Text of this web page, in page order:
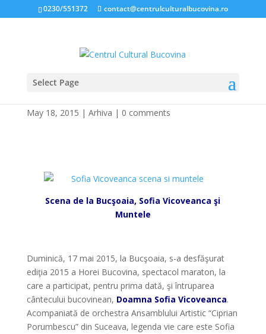
0230/551372 contact@centrulculturalbucovina.ro
Select Page
HORA BUCOVINEI – 2015
May 18, 2015 | Arhiva | 0 comments
Scena de la Bucşoaia, Sofia Vicoveanca şi
Muntele
Duminică, 17 mai 2015, la Bucşoaia, s-a desfăşurat
ediţia 2015 a Horei Bucovina, spectacol maraton, la
care a participat, pentru prima dată, şi întruparea
cântecului bucovinean, Doamna Sofia Vicoveanca.
Acompaniată de orchestra Ansamblului Artistic “Ciprian
Porumbescu” din Suceava, legenda vie care este Sofia